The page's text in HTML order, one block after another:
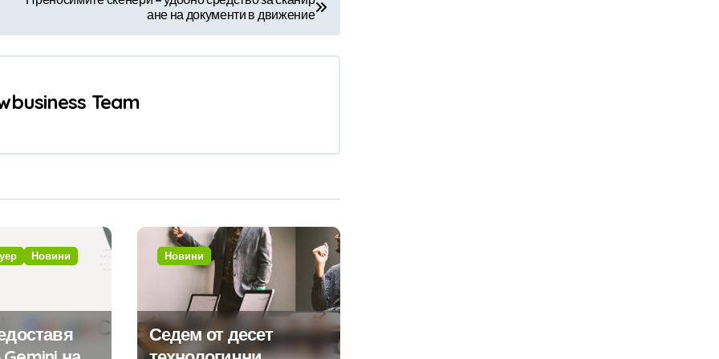
ане на документи в движение
Team
Новини Новини
Седем от десет